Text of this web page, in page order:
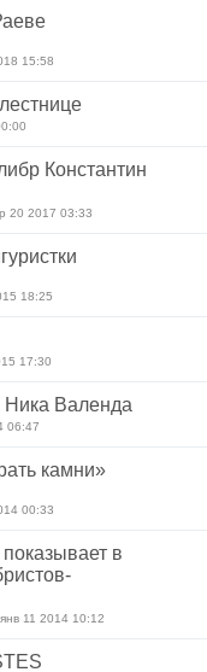
15:58
Константин
20 2017 03:33
18:25
17:30
Ника Валенда
06:47
камни»
00:33
в
11 2014 10:12